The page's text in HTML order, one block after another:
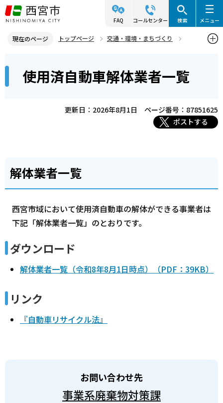
こ
の
ジ
先
FAQ コールセンター 検索 メニュー
現在のページ トップページ
交通・環境・まちづくり
使用済自動車解体業者一覧
こ
使用済自動車解体業者一覧
更新日：2026年8月1日
ページ番号：87851625
ポストする
解体業者一覧
西宮市域において使用済自動車の解体ができる事業者は
下記「解体業者一覧」のとおりです。
ダウンロード
解体業者一覧（令和8年8月1日時点）（PDF：39KB）
リンク
『自動車リサイクル法』
お問い合わせ先
事業系廃棄物対策課